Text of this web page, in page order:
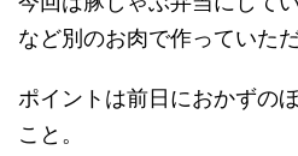
など別のお肉で作っていた
ポイントは前日におかずの
こと。